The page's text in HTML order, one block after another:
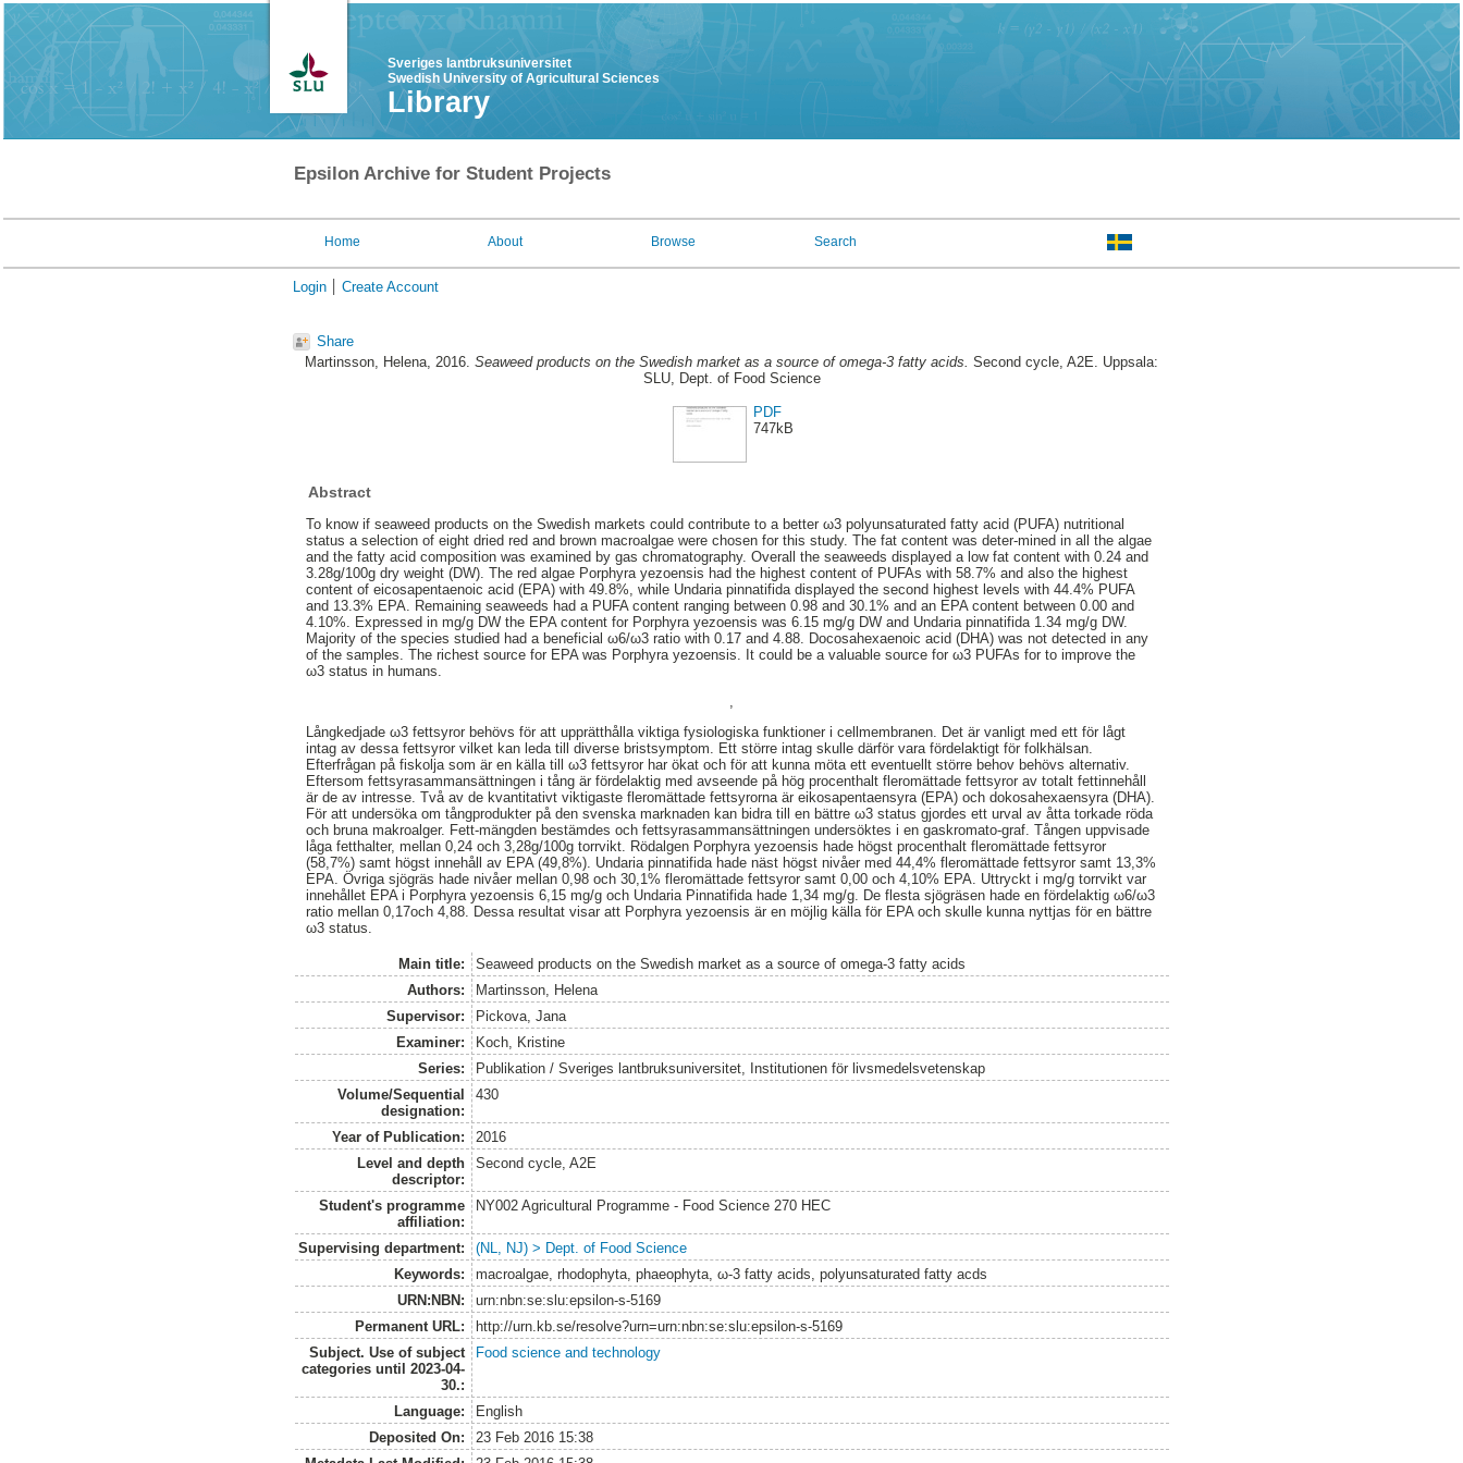
Sveriges lantbruksuniversitet
Swedish University of Agricultural Sciences
Library
Epsilon Archive for Student Projects
Home About Browse Search
Login Create Account
Share
Martinsson, Helena, 2016. Seaweed products on the Swedish market as a source of omega-3 fatty acids. Second cycle, A2E. Uppsala:
SLU, Dept. of Food Science
PDF
747kB
Abstract
To know if seaweed products on the Swedish markets could contribute to a better ω3 polyunsaturated fatty acid (PUFA) nutritional
status a selection of eight dried red and brown macroalgae were chosen for this study. The fat content was deter-mined in all the algae
and the fatty acid composition was examined by gas chromatography. Overall the seaweeds displayed a low fat content with 0.24 and
3.28g/100g dry weight (DW). The red algae Porphyra yezoensis had the highest content of PUFAs with 58.7% and also the highest
content of eicosapentaenoic acid (EPA) with 49.8%, while Undaria pinnatifida displayed the second highest levels with 44.4% PUFA
and 13.3% EPA. Remaining seaweeds had a PUFA content ranging between 0.98 and 30.1% and an EPA content between 0.00 and
4.10%. Expressed in mg/g DW the EPA content for Porphyra yezoensis was 6.15 mg/g DW and Undaria pinnatifida 1.34 mg/g DW.
Majority of the species studied had a beneficial ω6/ω3 ratio with 0.17 and 4.88. Docosahexaenoic acid (DHA) was not detected in any
of the samples. The richest source for EPA was Porphyra yezoensis. It could be a valuable source for ω3 PUFAs for to improve the
ω3 status in humans.
Långkedjade ω3 fettsyror behövs för att upprätthålla viktiga fysiologiska funktioner i cellmembranen. Det är vanligt med ett för lågt
intag av dessa fettsyror vilket kan leda till diverse bristsymptom. Ett större intag skulle därför vara fördelaktigt för folkhälsan.
Efterfrågan på fiskolja som är en källa till ω3 fettsyror har ökat och för att kunna möta ett eventuellt större behov behövs alternativ.
Eftersom fettsyrasammansättningen i tång är fördelaktig med avseende på hög procenthalt fleromättade fettsyror av totalt fettinnehåll
är de av intresse. Två av de kvantitativt viktigaste fleromättade fettsyrorna är eikosapentaensyra (EPA) och dokosahexaensyra (DHA).
För att undersöka om tångprodukter på den svenska marknaden kan bidra till en bättre ω3 status gjordes ett urval av åtta torkade röda
och bruna makroalger. Fett-mängden bestämdes och fettsyrasammansättningen undersöktes i en gaskromato-graf. Tången uppvisade
låga fetthalter, mellan 0,24 och 3,28g/100g torrvikt. Rödalgen Porphyra yezoensis hade högst procenthalt fleromättade fettsyror
(58,7%) samt högst innehåll av EPA (49,8%). Undaria pinnatifida hade näst högst nivåer med 44,4% fleromättade fettsyror samt 13,3%
EPA. Övriga sjögräs hade nivåer mellan 0,98 och 30,1% fleromättade fettsyror samt 0,00 och 4,10% EPA. Uttryckt i mg/g torrvikt var
innehållet EPA i Porphyra yezoensis 6,15 mg/g och Undaria Pinnatifida hade 1,34 mg/g. De flesta sjögräsen hade en fördelaktig ω6/ω3
ratio mellan 0,17och 4,88. Dessa resultat visar att Porphyra yezoensis är en möjlig källa för EPA och skulle kunna nyttjas för en bättre
ω3 status.
Main title:
Seaweed products on the Swedish market as a source of omega-3 fatty acids
Authors:
Martinsson, Helena
Supervisor:
Pickova, Jana
Examiner:
Koch, Kristine
Series:
Publikation / Sveriges lantbruksuniversitet, Institutionen för livsmedelsvetenskap
Volume/Sequential
designation:
430
Year of Publication:
2016
Level and depth
descriptor:
Second cycle, A2E
Student's programme
affiliation:
NY002 Agricultural Programme - Food Science 270 HEC
Supervising department:
(NL, NJ) > Dept. of Food Science
Keywords:
macroalgae, rhodophyta, phaeophyta, ω-3 fatty acids, polyunsaturated fatty acds
URN:NBN:
urn:nbn:se:slu:epsilon-s-5169
Permanent URL:
http://urn.kb.se/resolve?urn=urn:nbn:se:slu:epsilon-s-5169
Subject. Use of subject
categories until 2023-04-
30.:
Food science and technology
Language:
English
Deposited On:
23 Feb 2016 15:38